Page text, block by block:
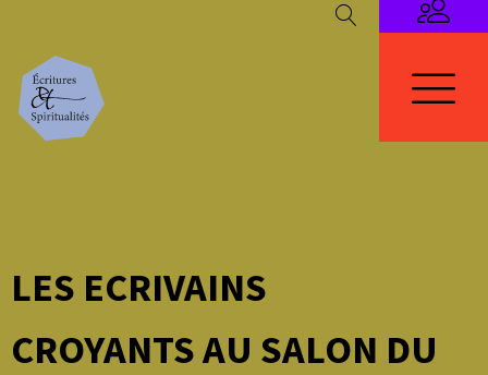
LES ECRIVAINS
CROYANTS AU SALON DU